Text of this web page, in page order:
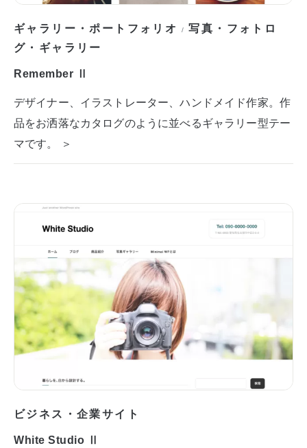
ギャラリー・ポートフォリオ /写真・フォトロ
グ・ギャラリー
Remember Ⅱ
デザイナー、イラストレーター、ハンドメイド作家。作
品をお洒落なカタログのように並べるギャラリー型テー
マです。 ＞
ビジネス・企業サイト
White Studio Ⅱ